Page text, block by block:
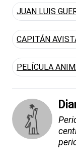
JUAN LUIS
CAPITÁN
PELÍCULA